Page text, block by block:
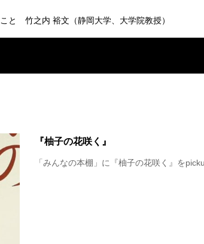
と 竹之内 裕文（静岡大学、大学院教授）
『柚子の花咲く』
「みんなの本棚」に『柚子の花咲く』を